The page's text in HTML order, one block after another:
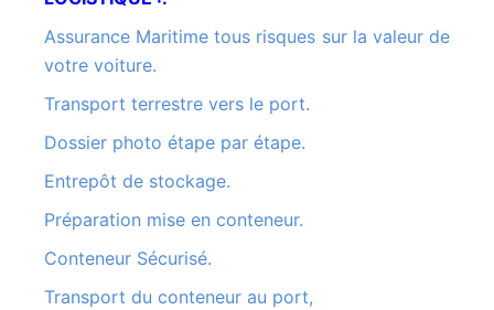
Assurance Maritime tous risques sur la valeur de
votre voiture.
Transport terrestre vers le port.
Dossier photo étape par étape.
Entrepôt de stockage.
Préparation mise en conteneur.
Conteneur Sécurisé.
Transport du conteneur au port,